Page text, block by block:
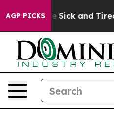
AGP PICKS
Are Sick and Tired of